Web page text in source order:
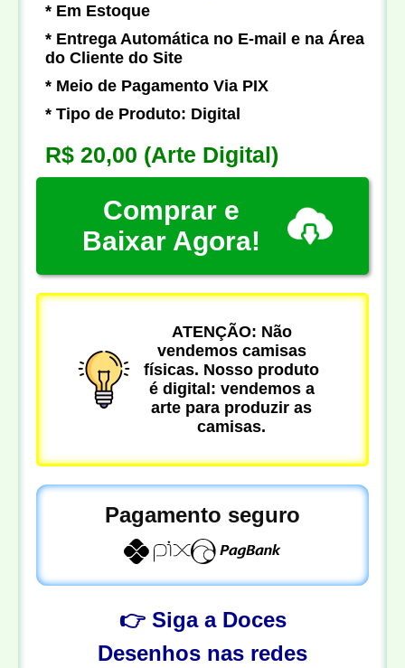
* Em Estoque
* Entrega Automática no E-mail e na Área
do Cliente do Site
* Meio de Pagamento Via PIX
* Tipo de Produto: Digital
R$ 20,00 (Arte Digital)
Comprar e
Baixar Agora!
ATENÇÃO: Não
vendemos camisas
físicas. Nosso produto
é digital: vendemos a
arte para produzir as
camisas.
Pagamento seguro
👉 Siga a Doces
Desenhos nas redes